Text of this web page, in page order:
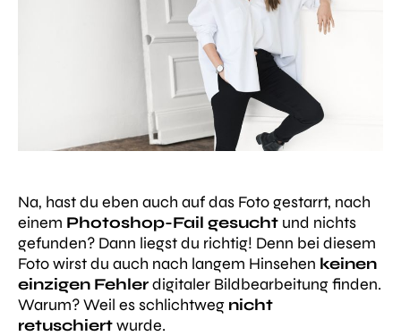
Na, hast du eben auch auf das Foto gestarrt, nach
einem Photoshop-Fail gesucht und nichts
gefunden? Dann liegst du richtig! Denn bei diesem
Foto wirst du auch nach langem Hinsehen keinen
einzigen Fehlerdigitaler Bildbearbeitung finden.
Warum? Weil es schlichtweg nicht
retuschiertwurde.